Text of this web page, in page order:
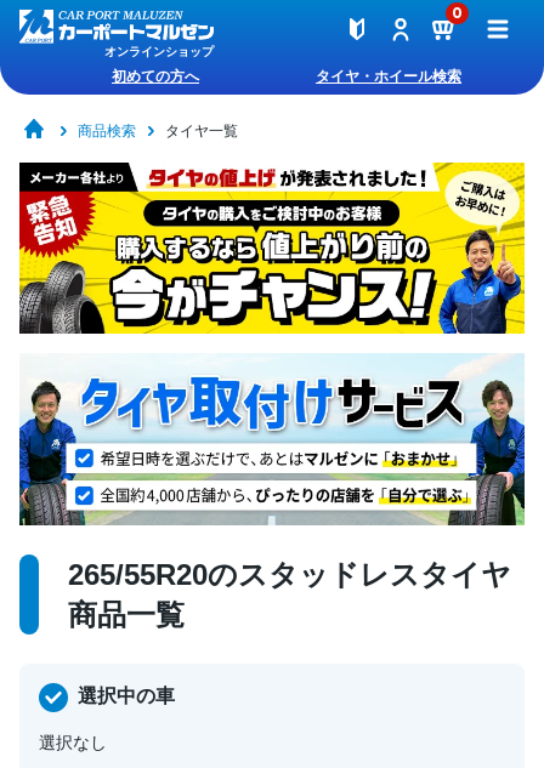
オンラインショップ
0
初めての方へ タイヤ・ホイール検索
商品検索 タイヤ一覧
265/55R20のスタッドレスタイヤ
商品一覧
選択中の車
選択なし